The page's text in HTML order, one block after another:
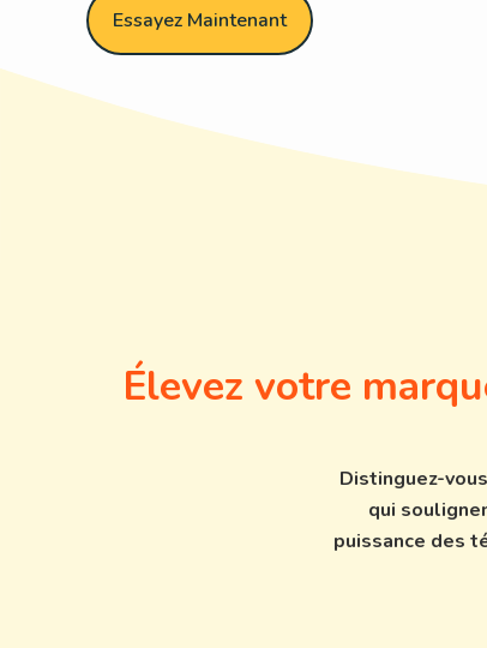
Essayez Maintenant
Élevez votre
Distinguez-
qui
puissance des